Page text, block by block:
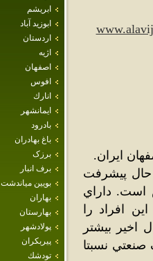
ابريشم
ابوزيد آباد
اردستان
اژيه
اصفهان
افوس
انارك
ايمانشهر
بادرود
باغ بهادران
برزک
برف انبار
بويين مياندشت
بهاران
بهارستان
پولادشهر
پيربكران
تودشك
ايران.
پيشرفت
است. داراي
سال 85) که اکثريت اين افراد را
بيشتر
نسبتا